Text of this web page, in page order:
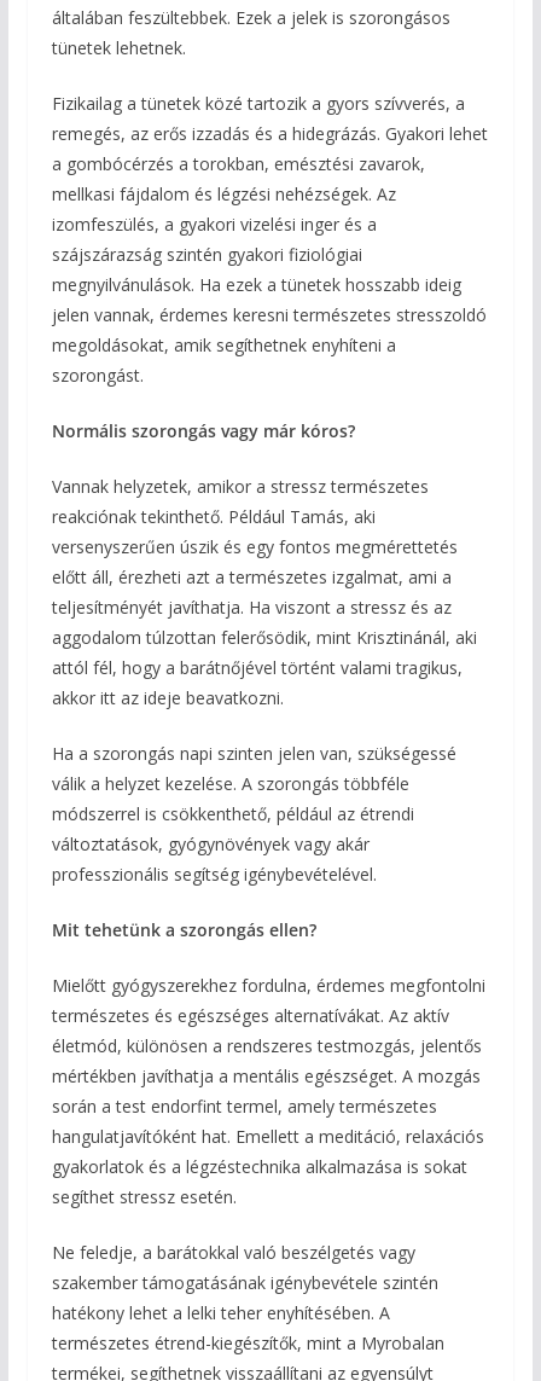
általában feszültebbek. Ezek a jelek is szorongásos
tünetek lehetnek.
Fizikailag a tünetek közé tartozik a gyors szívverés, a
remegés, az erős izzadás és a hidegrázás. Gyakori lehet
a gombócérzés a torokban, emésztési zavarok,
mellkasi fájdalom és légzési nehézségek. Az
izomfeszülés, a gyakori vizelési inger és a
szájszárazság szintén gyakori fiziológiai
megnyilvánulások. Ha ezek a tünetek hosszabb ideig
jelen vannak, érdemes keresni természetes stresszoldó
megoldásokat, amik segíthetnek enyhíteni a
szorongást.
Normális szorongás vagy már kóros?
Vannak helyzetek, amikor a stressz természetes
reakciónak tekinthető. Például Tamás, aki
versenyszerűen úszik és egy fontos megmérettetés
előtt áll, érezheti azt a természetes izgalmat, ami a
teljesítményét javíthatja. Ha viszont a stressz és az
aggodalom túlzottan felerősödik, mint Krisztinánál, aki
attól fél, hogy a barátnőjével történt valami tragikus,
akkor itt az ideje beavatkozni.
Ha a szorongás napi szinten jelen van, szükségessé
válik a helyzet kezelése. A szorongás többféle
módszerrel is csökkenthető, például az étrendi
változtatások, gyógynövények vagy akár
professzionális segítség igénybevételével.
Mit tehetünk a szorongás ellen?
Mielőtt gyógyszerekhez fordulna, érdemes megfontolni
természetes és egészséges alternatívákat. Az aktív
életmód, különösen a rendszeres testmozgás, jelentős
mértékben javíthatja a mentális egészséget. A mozgás
során a test endorfint termel, amely természetes
hangulatjavítóként hat. Emellett a meditáció, relaxációs
gyakorlatok és a légzéstechnika alkalmazása is sokat
segíthet stressz esetén.
Ne feledje, a barátokkal való beszélgetés vagy
szakember támogatásának igénybevétele szintén
hatékony lehet a lelki teher enyhítésében. A
természetes étrend-kiegészítők, mint a Myrobalan
termékei, segíthetnek visszaállítani az egyensúlyt